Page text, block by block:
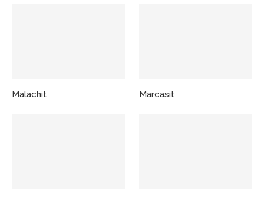
Malachit Marcasit